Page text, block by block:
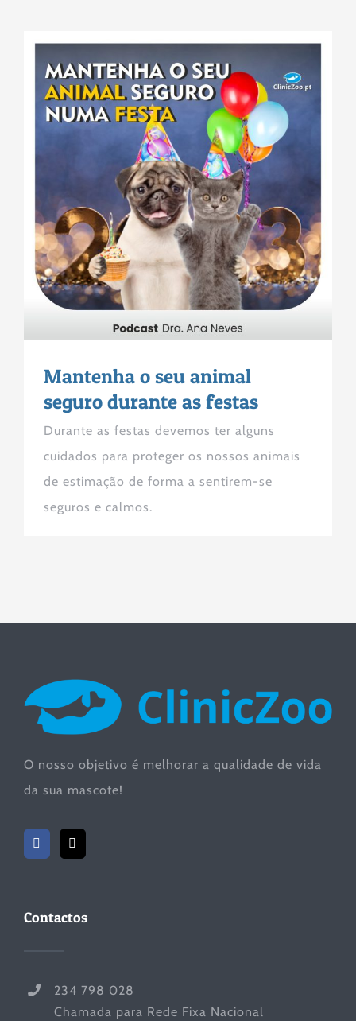
Mantenha o seu animal
seguro durante as festas
Durante as festas devemos ter alguns
cuidados para proteger os nossos animais
de estimação de forma a sentirem-se
seguros e calmos.
O nosso objetivo é melhorar a qualidade de vida
da sua mascote!
Contactos
234 798 028
Chamada para Rede Fixa Nacional